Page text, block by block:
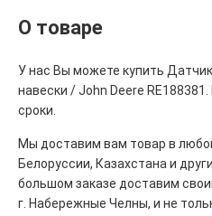
О товаре
У нас Вы можете купить
навески / John Deere
сроки.
Мы доставим вам товар в
Белоруссии, Казахстана и
большом заказе доставим
г. Набережные Челны, и не